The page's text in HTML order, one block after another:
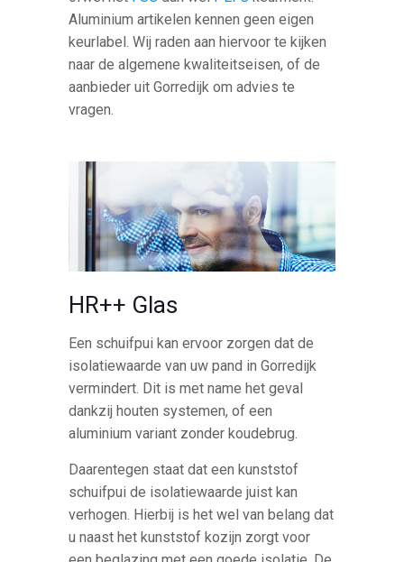
Aluminium artikelen kennen geen eigen
keurlabel. Wij raden aan hiervoor te kijken
naar de algemene kwaliteitseisen, of de
aanbieder uit Gorredijk om advies te
vragen.
HR++ Glas
Een schuifpui kan ervoor zorgen dat de
isolatiewaarde van uw pand in Gorredijk
vermindert. Dit is met name het geval
dankzij houten systemen, of een
aluminium variant zonder koudebrug.
Daarentegen staat dat een kunststof
schuifpui de isolatiewaarde juist kan
verhogen. Hierbij is het wel van belang dat
u naast het kunststof kozijn zorgt voor